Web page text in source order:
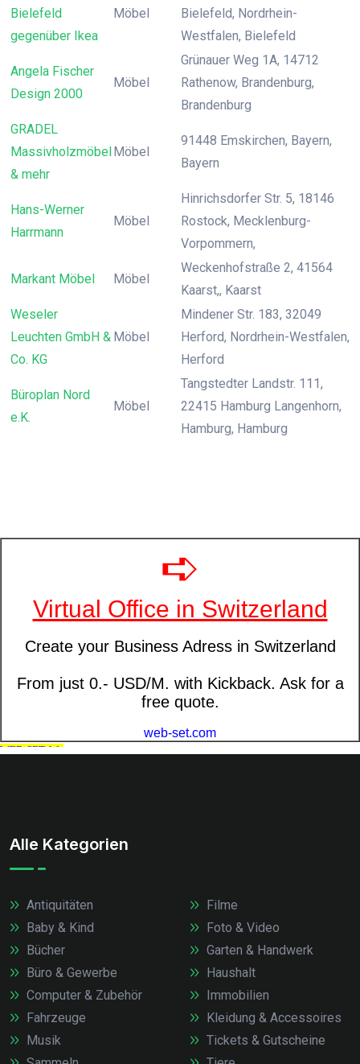
Bielefeld
gegenüber Ikea
Möbel
Bielefeld, Nordrhein-
Westfalen, Bielefeld
Angela Fischer
Design 2000
Möbel
Grünauer Weg 1A, 14712
Rathenow, Brandenburg,
Brandenburg
GRADEL
Massivholzmöbel
& mehr
Möbel
91448 Emskirchen, Bayern,
Bayern
Hans-Werner
Harrmann
Möbel
Hinrichsdorfer Str. 5, 18146
Rostock, Mecklenburg-
Vorpommern,
Markant Möbel Möbel
Weckenhofstraße 2, 41564
Kaarst,, Kaarst
Weseler
Leuchten GmbH &
Co. KG
Möbel
Mindener Str. 183, 32049
Herford, Nordrhein-Westfalen,
Herford
Büroplan Nord
e.K.
Möbel
Tangstedter Landstr. 111,
22415 Hamburg Langenhorn,
Hamburg, Hamburg
Alle Kategorien
Antiquitäten
Baby & Kind
Bücher
Büro & Gewerbe
Computer & Zubehör
Fahrzeuge
Filme
Foto & Video
Garten & Handwerk
Haushalt
Immobilien
Kleidung & Accessoires
Musik
Tickets & Gutscheine